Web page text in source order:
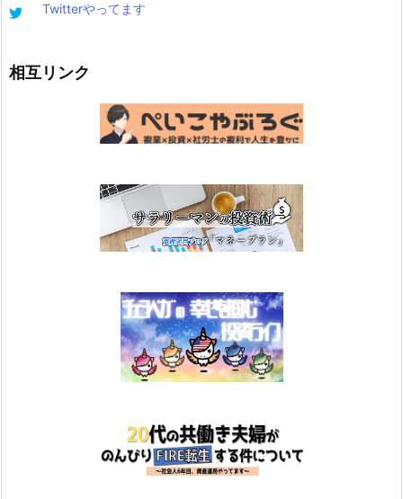
Twitterやってます
相互リンク